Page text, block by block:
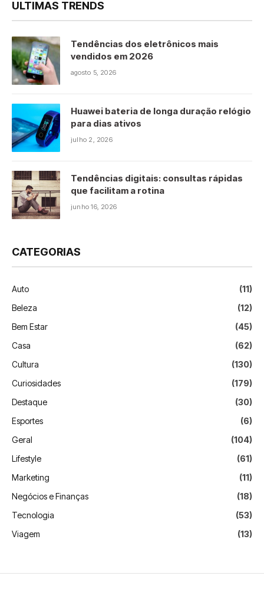
ULTIMAS TRENDS
Tendências dos eletrônicos mais
vendidos em 2026
agosto 5, 2026
Huawei bateria de longa duração relógio
para dias ativos
julho 2, 2026
Tendências digitais: consultas rápidas
que facilitam a rotina
junho 16, 2026
CATEGORIAS
Auto
(11)
Beleza
(12)
Bem Estar
(45)
Casa
(62)
Cultura
(130)
Curiosidades
(179)
Destaque
(30)
Esportes
(6)
Geral
(104)
Lifestyle
(61)
Marketing
(11)
Negócios e Finanças
(18)
Tecnologia
(53)
Viagem
(13)